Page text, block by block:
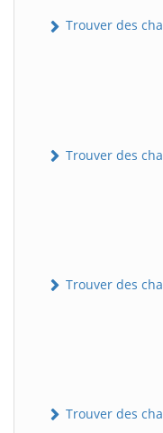
Trouver des
Trouver des
Trouver des
Trouver des